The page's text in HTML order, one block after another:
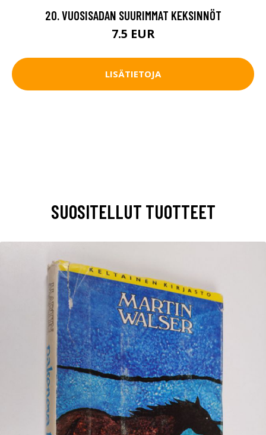
20. VUOSISADAN SUURIMMAT KEKSINNÖT
7.5 EUR
LISÄTIETOJA
SUOSITELLUT TUOTTEET